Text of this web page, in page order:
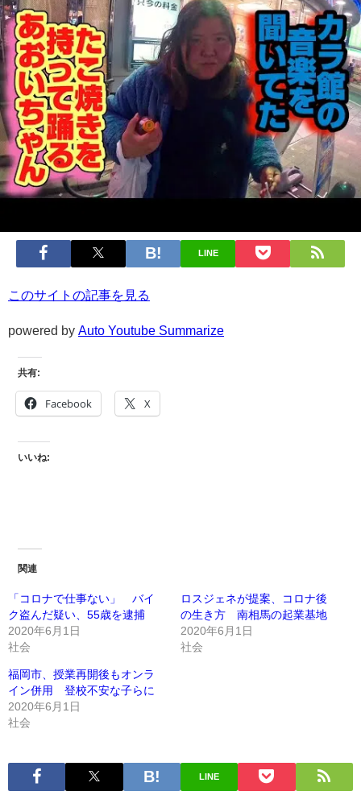
LINE
このサイトの記事を見る
powered by Auto Youtube Summarize
共有:
Facebook X
いいね:
関連
「コロナで仕事ない」 バイ
ク盗んだ疑い、55歳を逮捕
2020年6月1日
社会
ロスジェネが提案、コロナ後
の生き方 南相馬の起業基地
2020年6月1日
社会
福岡市、授業再開後もオンラ
イン併用 登校不安な子らに
2020年6月1日
社会
LINE